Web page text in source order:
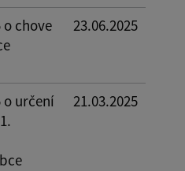
o chove
23.06.2025
o určení
21.03.2025